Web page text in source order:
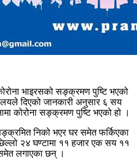
भाइरसको सङ्क्रमण पुष्टि भएको
दिएको जानकारी अनुसार ६ सय
कोरोना सङ्क्रमण पुष्टि भएको हो ।
निको भएर घर समेत फर्किएका
२४ घण्टामा ११ हजार एक सय ११
लगाएका छन् ।